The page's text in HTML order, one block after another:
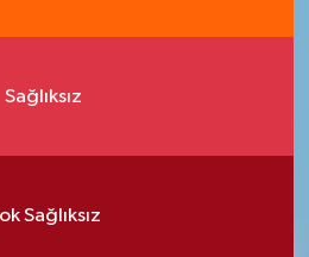
Sağlıksız
Sağlıksız